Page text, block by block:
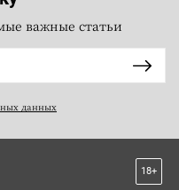
важные статьи
данных
18+